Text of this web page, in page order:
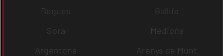
Begues
Gallifa
Sora
Mediona
Argentona
Arenys de Munt